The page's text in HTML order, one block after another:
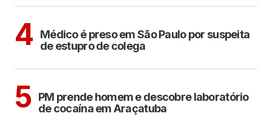
4
Médico é preso em São Paulo por suspeita
de estupro de colega
5 PM prende homem e descobre laboratório
de cocaína em Araçatuba